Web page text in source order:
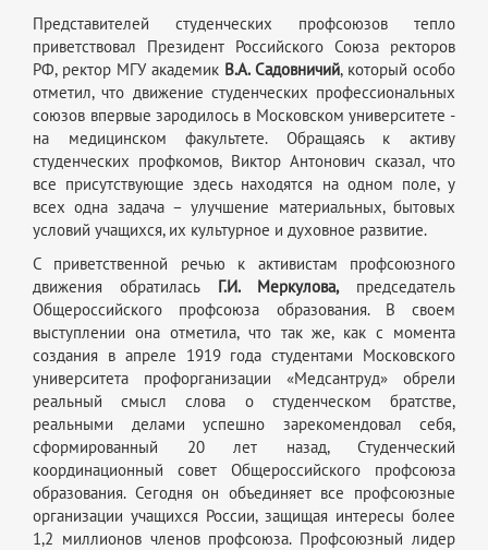
Представителей студенческих профсоюзов тепло
приветствовал Президент Российского Союза ректоров
РФ, ректор МГУ академик В.А. Садовничий, который особо
отметил, что движение студенческих профессиональных
союзов впервые зародилось в Московском университете -
на медицинском факультете. Обращаясь к активу
студенческих профкомов, Виктор Антонович сказал, что
все присутствующие здесь находятся на одном поле, у
всех одна задача – улучшение материальных, бытовых
условий учащихся, их культурное и духовное развитие.
С приветственной речью к активистам профсоюзного
движения обратилась Г.И. Меркулова,председатель
Общероссийского профсоюза образования. В своем
выступлении она отметила, что так же, как с момента
создания в апреле 1919 года студентами Московского
университета профорганизации «Медсантруд» обрели
реальный смысл слова о студенческом братстве,
реальными делами успешно зарекомендовал себя,
сформированный 20 лет назад, Студенческий
координационный совет Общероссийского профсоюза
образования. Сегодня он объединяет все профсоюзные
организации учащихся России, защищая интересы более
1,2 миллионов членов профсоюза. Профсоюзный лидер